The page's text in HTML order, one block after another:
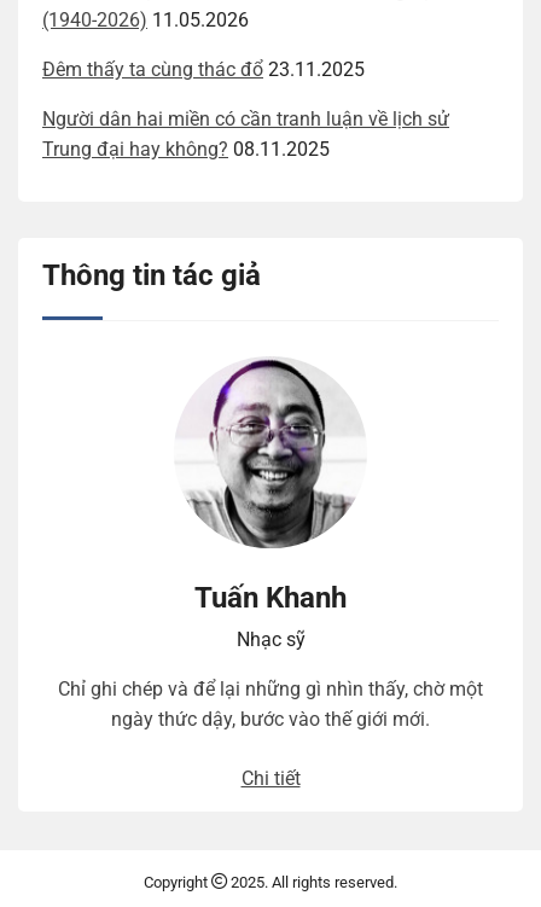
(1940-2026) 11.05.2026
Đêm thấy ta cùng thác đổ 23.11.2025
Người dân hai miền có cần tranh luận về lịch sử
Trung đại hay không? 08.11.2025
Thông tin tác giả
Tuấn Khanh
Nhạc sỹ
Chỉ ghi chép và để lại những gì nhìn thấy, chờ một
ngày thức dậy, bước vào thế giới mới.
Chi tiết
Copyright 2025. All rights reserved.